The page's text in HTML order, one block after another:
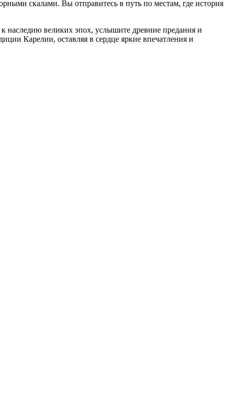
скалами. Вы отправитесь в путь по местам, где история
наследию великих эпох, услышите древние предания и
Карелии, оставляя в сердце яркие впечатления и